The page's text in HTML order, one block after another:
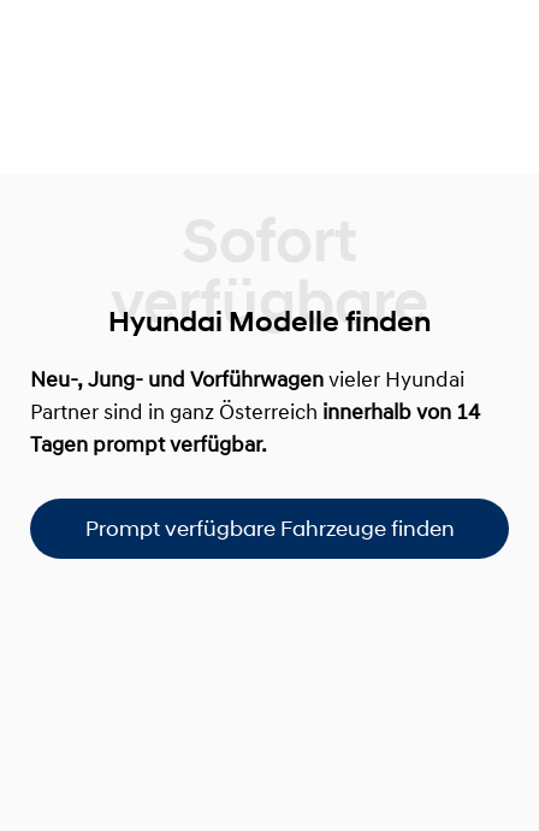
Hyundai Modelle finden
Neu-, Jung- und Vorführwagen vieler Hyundai
Partner sind in ganz Österreich innerhalb von 14
Tagen prompt verfügbar.
Prompt verfügbare Fahrzeuge finden